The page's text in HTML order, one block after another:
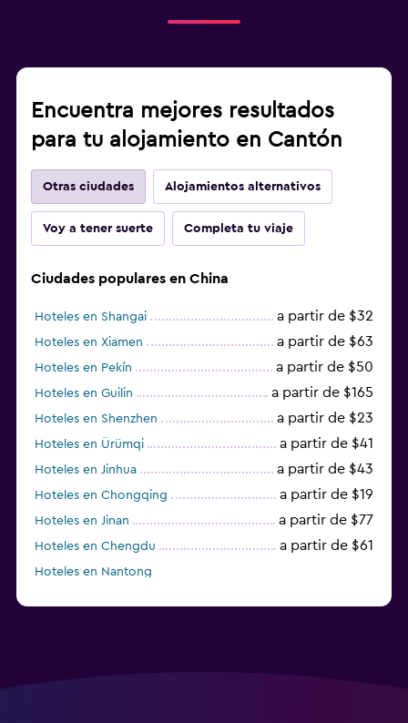
Encuentra mejores resultados
para tu alojamiento en Cantón
Otras ciudades Alojamientos alternativos
Voy a tener suerte Completa tu viaje
Ciudades populares en China
Hoteles en Shangai a partir de $32
Hoteles en Xiamen a partir de $63
Hoteles en Pekín a partir de $50
Hoteles en Guilin a partir de $165
Hoteles en Shenzhen a partir de $23
Hoteles en Ürümqi a partir de $41
Hoteles en Jinhua a partir de $43
Hoteles en Chongqing a partir de $19
Hoteles en Jinan a partir de $77
Hoteles en Chengdu a partir de $61
Hoteles en Nantong